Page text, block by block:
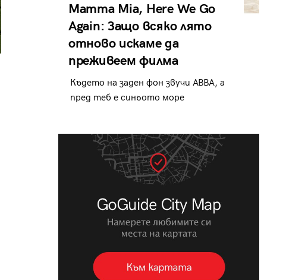
Mamma Mia, Here We Go
Again: Защо всяко лято
отново искаме да
преживеем филма
Където на заден фон звучи ABBA, а
пред теб е синьото море